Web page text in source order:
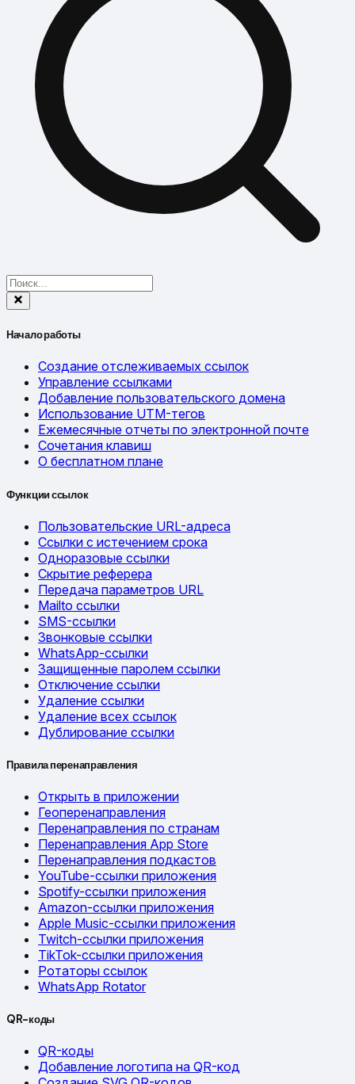
Начало работы
Создание отслеживаемых ссылок
Управление ссылками
Добавление пользовательского домена
Использование UTM-тегов
Ежемесячные отчеты по электронной почте
Сочетания клавиш
О бесплатном плане
Функции ссылок
Пользовательские URL-адреса
Ссылки с истечением срока
Одноразовые ссылки
Скрытие реферера
Передача параметров URL
Mailto ссылки
SMS-ссылки
Звонковые ссылки
WhatsApp-ссылки
Защищенные паролем ссылки
Отключение ссылки
Удаление ссылки
Удаление всех ссылок
Дублирование ссылки
Правила перенаправления
Открыть в приложении
Геоперенаправления
Перенаправления по странам
Перенаправления App Store
Перенаправления подкастов
YouTube-ссылки приложения
Spotify-ссылки приложения
Amazon-ссылки приложения
Apple Music-ссылки приложения
Twitch-ссылки приложения
TikTok-ссылки приложения
Ротаторы ссылок
WhatsApp Rotator
QR-коды
QR-коды
Добавление логотипа на QR-код